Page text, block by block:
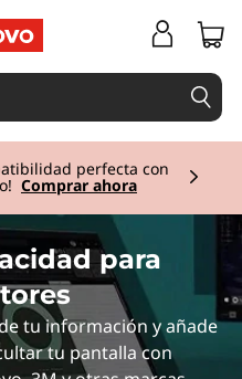
perfecta con
Comprar ahora
para
tu información y añade
tu pantalla con